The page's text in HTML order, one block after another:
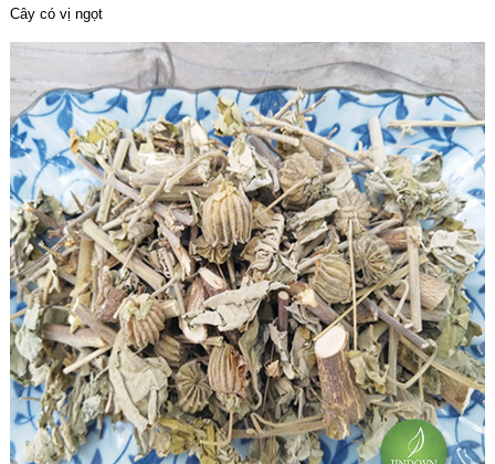
Cây có vị ngọt